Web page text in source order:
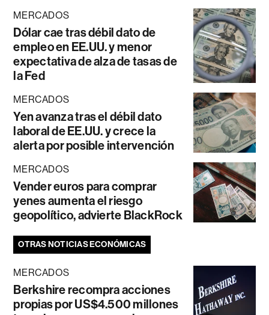
MERCADOS
Dólar cae tras débil dato de
empleo en EE.UU. y menor
expectativa de alza de tasas de
la Fed
MERCADOS
Yen avanza tras el débil dato
laboral de EE.UU. y crece la
alerta por posible intervención
MERCADOS
Vender euros para comprar
yenes aumenta el riesgo
geopolítico, advierte BlackRock
OTRAS NOTICIAS ECONÓMICAS
MERCADOS
Berkshire recompra acciones
propias por US$4.500 millones